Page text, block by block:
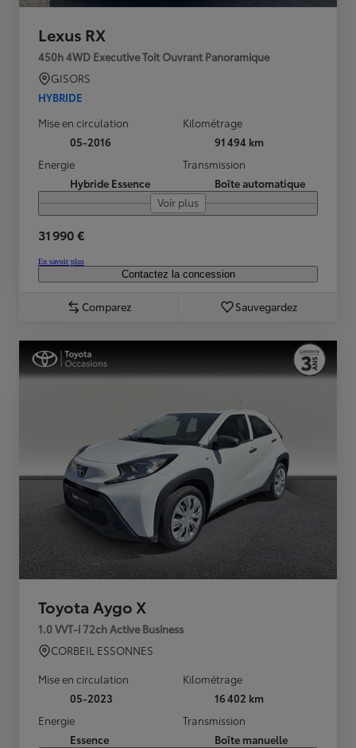
Lexus RX
450h 4WD Executive Toit Ouvrant Panoramique
GISORS
HYBRIDE
Mise en circulation
05-2016
Kilométrage
91 494 km
Energie
Hybride Essence
Transmission
Boîte automatique
Voir plus
31 990 €
En savoir plus
Contactez la concession
Comparez Sauvegardez
Toyota Aygo X
1.0 VVT-i 72ch Active Business
CORBEIL ESSONNES
Mise en circulation
05-2023
Kilométrage
16 402 km
Energie
Essence
Transmission
Boîte manuelle